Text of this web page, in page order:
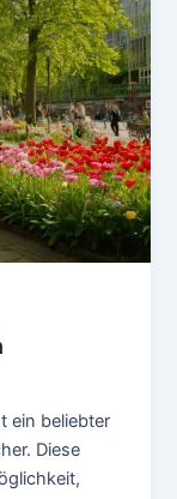
ein beliebter
Diese